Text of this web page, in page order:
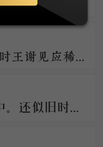
故国飘零事已非，旧时王谢见应稀。月明汉水初无影，雪满梁园尚未归。柳絮池塘香入梦，梨花庭院冷侵衣。
多少恨，昨夜梦魂中。还似旧时游上苑，车如流水马如龙；花月正春风！